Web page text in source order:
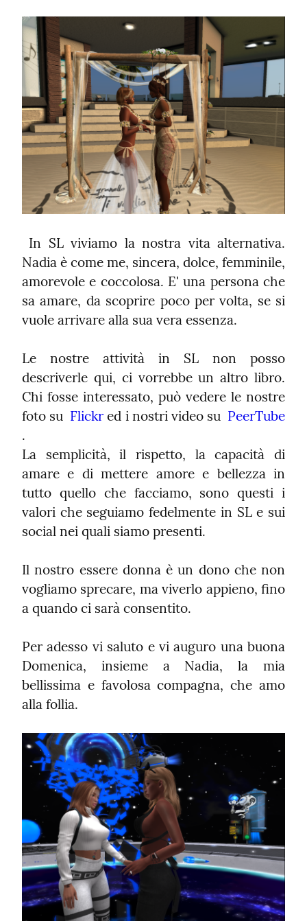
Nadia è come me, sincera, dolce, femminile,
amorevole e coccolosa. E' una persona che
sa amare, da scoprire poco per volta, se si
vuole arrivare alla sua vera essenza.
Le nostre attività in SL non posso
descriverle qui, ci vorrebbe un altro libro.
Chi fosse interessato, può vedere le nostre
foto su Flickr ed i nostri video su PeerTube
.
La semplicità, il rispetto, la capacità di
amare e di mettere amore e bellezza in
tutto quello che facciamo, sono questi i
valori che seguiamo fedelmente in SL e sui
social nei quali siamo presenti.
Il nostro essere donna è un dono che non
vogliamo sprecare, ma viverlo appieno, fino
a quando ci sarà consentito.
Per adesso vi saluto e vi auguro una buona
Domenica, insieme a Nadia, la mia
bellissima e favolosa compagna, che amo
alla follia.